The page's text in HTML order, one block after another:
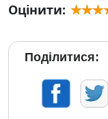
Оцінити:
Поділитися: